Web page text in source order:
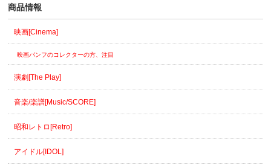
商品情報
映画[Cinema]
映画パンフのコレクターの方、注目
演劇[The Play]
音楽/楽譜[Music/SCORE]
昭和レトロ[Retro]
アイドル[IDOL]